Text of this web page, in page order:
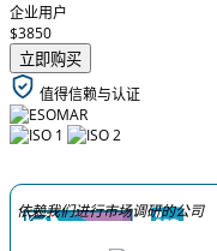
企业用户
$3850
立即购买
值得信赖与认证
依赖我们进行市场调研的公司